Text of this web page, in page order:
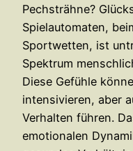
Pechsträhne?
Spielautomaten,
Sportwetten, ist
Spektrum
Diese Gefühle
intensivieren, aber
Verhalten führen.
emotionalen